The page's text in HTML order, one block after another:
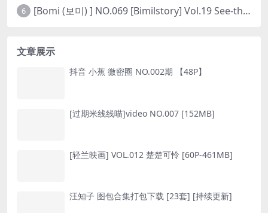
6 [Bomi (보미) ] NO.069 [Bimilstory] Vol.19 See-through lingerie
文章展示
抖音 小蕉 微密圈 NO.002期 【48P】
[过期米线线喵]video NO.007 [152MB]
[轻兰映画] VOL.012 楚楚可怜 [60P-461MB]
汪知子 图包合集打包下载 [23套] [持续更新]